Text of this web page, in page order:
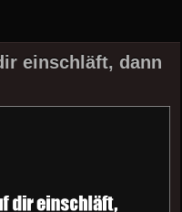
einschläft, dann